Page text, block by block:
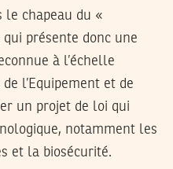
le chapeau du «
présente donc une
à l’échelle
l’Equipement et de
un projet de loi qui
notamment les
et la biosécurité.